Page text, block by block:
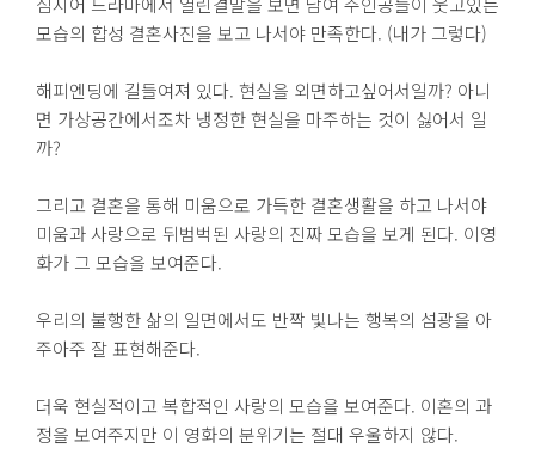
모습의 합성 결혼사진을 보고 나서야 만족한다. (내가 그렇다)
해피엔딩에 길들여져 있다. 현실을 외면하고싶어서일까? 아니
면 가상공간에서조차 냉정한 현실을 마주하는 것이 싫어서 일
까?
그리고 결혼을 통해 미움으로 가득한 결혼생활을 하고 나서야
미움과 사랑으로 뒤범벅된 사랑의 진짜 모습을 보게 된다. 이영
화가 그 모습을 보여준다.
우리의 불행한 삶의 일면에서도 반짝 빛나는 행복의 섬광을 아
주아주 잘 표현해준다.
더욱 현실적이고 복합적인 사랑의 모습을 보여준다. 이혼의 과
정을 보여주지만 이 영화의 분위기는 절대 우울하지 않다.